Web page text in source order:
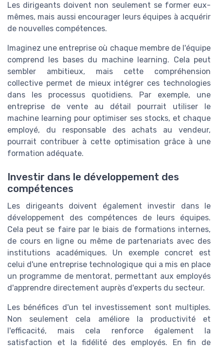
Les dirigeants doivent non seulement se former eux-
mêmes, mais aussi encourager leurs équipes à acquérir
de nouvelles compétences.
Imaginez une entreprise où chaque membre de l'équipe
comprend les bases du machine learning. Cela peut
sembler ambitieux, mais cette compréhension
collective permet de mieux intégrer ces technologies
dans les processus quotidiens. Par exemple, une
entreprise de vente au détail pourrait utiliser le
machine learning pour optimiser ses stocks, et chaque
employé, du responsable des achats au vendeur,
pourrait contribuer à cette optimisation grâce à une
formation adéquate.
Investir dans le développement des
compétences
Les dirigeants doivent également investir dans le
développement des compétences de leurs équipes.
Cela peut se faire par le biais de formations internes,
de cours en ligne ou même de partenariats avec des
institutions académiques. Un exemple concret est
celui d'une entreprise technologique qui a mis en place
un programme de mentorat, permettant aux employés
d'apprendre directement auprès d'experts du secteur.
Les bénéfices d'un tel investissement sont multiples.
Non seulement cela améliore la productivité et
l'efficacité, mais cela renforce également la
satisfaction et la fidélité des employés. En fin de